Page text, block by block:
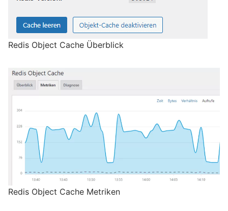
Redis Object Cache Überblick
Redis Object Cache Metriken